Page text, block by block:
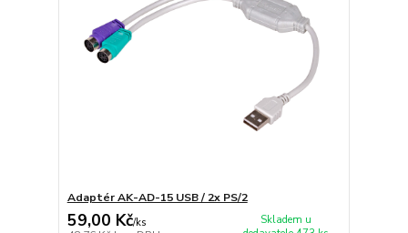
Adaptér AK-AD-15 USB / 2x PS/2
59,00 Kč/ks
Skladem u